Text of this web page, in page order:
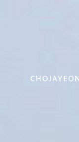
CHOJAYEON